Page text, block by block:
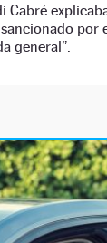
Cabré
por
general”.